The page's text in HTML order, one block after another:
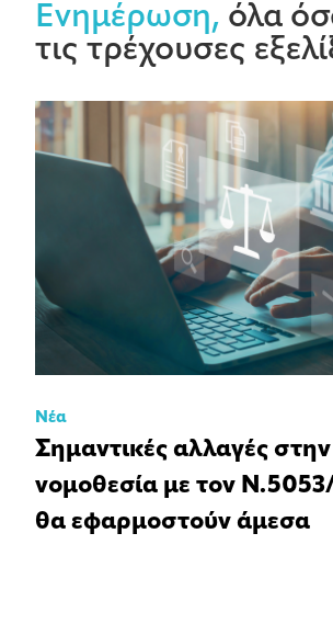
Ενημέρωση, όλα
τις τρέχουσες
Νέα
Σημαντικές αλλαγές
νομοθεσία με τον
θα εφαρμοστούν άμεσα